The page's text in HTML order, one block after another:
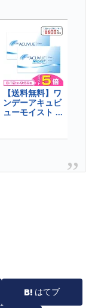
はてブ